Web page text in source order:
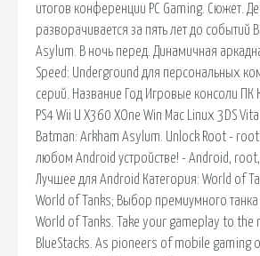
итогов конференции PC Gaming. Сюжет.
разворачивается за пять лет до событий
Asylum. В ночь перед. Динамичная
Speed: Underground для персональных
серий. Название Год Игровые консоли ПК
PS4 Wii U X360 XOne Win Mac Linux 3DS
Batman: Arkham Asylum. Unlock Root - root
любом Android устройстве! - Android,
Лучшee для Android Категория: World of
World of Tanks; Выбор премиумного танка
World of Tanks. Take your gameplay to the
BlueStacks. As pioneers of mobile gaming